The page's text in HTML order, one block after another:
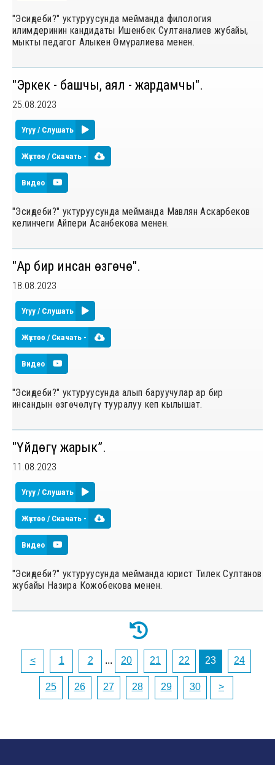
"Эсиңдеби?" уктуруусунда мейманда филология
илимдеринин кандидаты Ишенбек Султаналиев жубайы,
мыкты педагог Алыкен Өмүралиева менен.
"Эркек - башчы, аял - жардамчы".
25.08.2023
Угуу / Слушать
Жүктөө / Скачать -
Видео
"Эсиңдеби?" уктуруусунда мейманда Мавлян Аскарбеков
келинчеги Айпери Асанбекова менен.
"Ар бир инсан өзгөчө".
18.08.2023
Угуу / Слушать
Жүктөө / Скачать -
Видео
"Эсиңдеби?" уктуруусунда алып баруучулар ар бир
инсандын өзгөчөлүгү тууралуу кеп кылышат.
"Үйдөгү жарык”.
11.08.2023
Угуу / Слушать
Жүктөө / Скачать -
Видео
"Эсиңдеби?" уктуруусунда мейманда юрист Тилек Султанов
жубайы Назира Кожобекова менен.
< 1 2 ... 20 21 22 23 24
25 26 27 28 29 30 >